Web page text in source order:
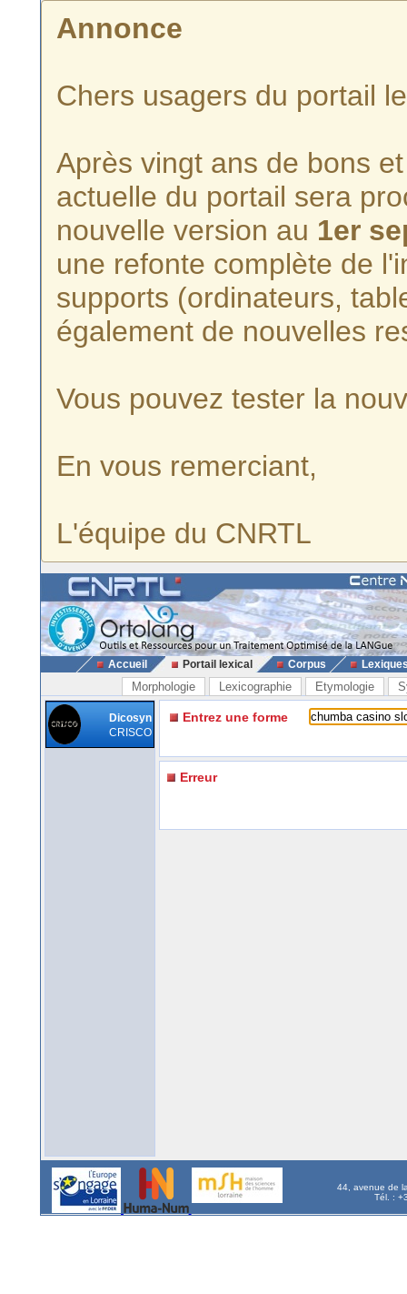
Annonce
Chers usagers du portail
Après vingt ans de bons
actuelle du portail sera
nouvelle version au 1er
une refonte complète de
supports (ordinateurs,
également de nouvelles
Vous pouvez tester la
En vous remerciant,
L'équipe du CNRTL
Accueil Portail lexical Corpus
Morphologie Lexicographie Etymologie
Dicosyn
CRISCO
Entrez une forme
Erreur
44, avenue de
Tél. :